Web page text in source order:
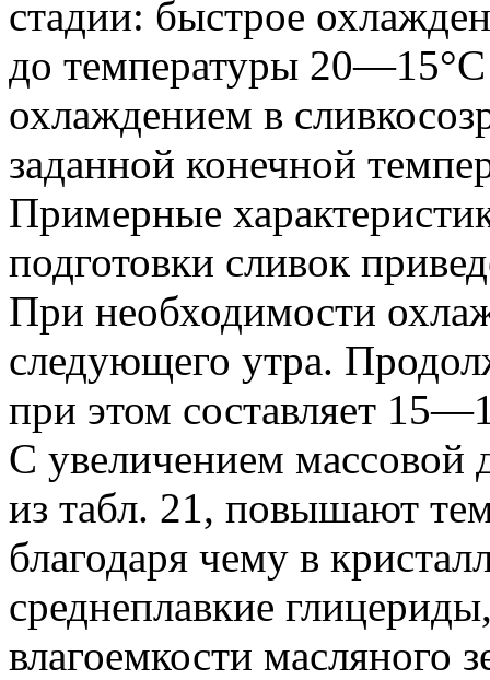
стадии: быстрое
до температуры
охлаждением в
заданной конечной
Примерные
подготовки сливок
При необходимости
следующего утра.
при этом составляет
С увеличением массовой
из табл. 21, повышают
благодаря чему в
среднеплавкие
влагоемкости масляного